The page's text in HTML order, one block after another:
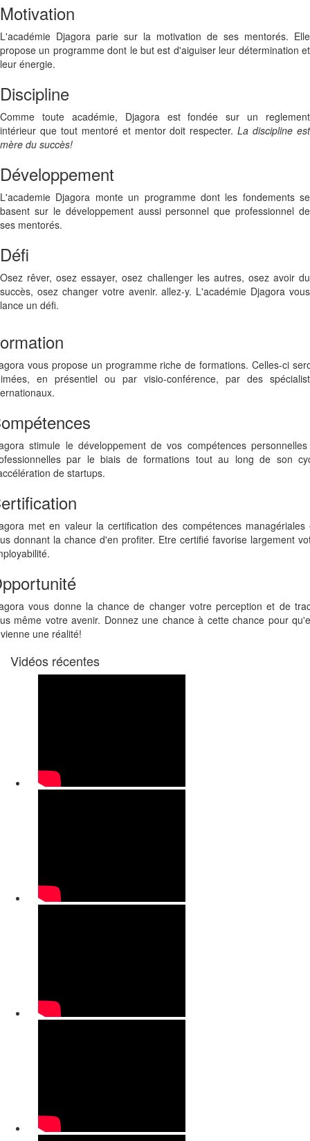
Motivation
L'académie Djagora parie sur la motivation de ses mentorés. Elle
propose un programme dont le but est d'aiguiser leur détermination et
leur énergie.
Discipline
Comme toute académie, Djagora est fondée sur un reglement
intérieur que tout mentoré et mentor doit respecter.La discipline est
mère du succès!
Développement
L'academie Djagora monte un programme dont les fondements se
basent sur le développement aussi personnel que professionnel de
ses mentorés.
Défi
Osez rêver, osez essayer, osez challenger les autres, osez avoir du
succès, osez changer votre avenir. allez-y. L'académie Djagora vous
lance un défi.
vous propose un programme riche de formations. Celles-ci
en présentiel ou par visio-conférence, par des
stimule le développement de vos compétences
par le biais de formations tout au long de son
de startups.
met en valeur la certification des compétences managériales
donnant la chance d'en profiter. Etre certifié favorise largement
vous donne la chance de changer votre perception et de
même votre avenir. Donnez une chance à cette chance pour
une réalité!
Vidéos récentes